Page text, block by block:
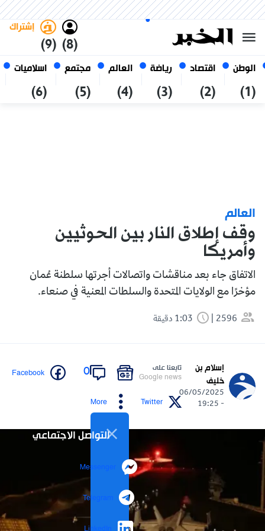
الوطن
(1)
اقتصاد
(2)
رياضة
(3)
العالم
(4)
مجتمع
(5)
اسلاميات
(6)
(8)
إشتراك
(9)
أغسطس 2026
الجزائر
العالم
وقف إطلاق النار بين الحوثيين
وأمريكا
الاتفاق جاء بعد مناقشات واتصالات أجرتها سلطنة عُمان
مؤخرًا مع الولايات المتحدة والسلطات المعنية في صنعاء.
2596
إسلام بن
خليف
06/05/2025
- 19:25
تابعنا على
Google news
0
Facebook
Twitter
More
التواصل الاجتماعي
Messenger
Telegram